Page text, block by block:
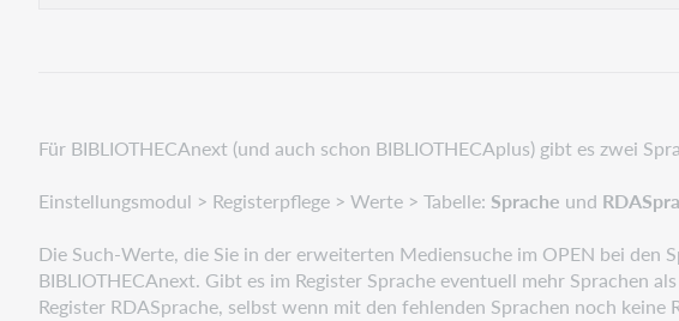
Für BIBLIOTHECAnext (und auch schon BIBLIOTHECAplus) gibt es zwei
Einstellungsmodul > Registerpflege > Werte > Tabelle: Sprache und
Die Such-Werte, die Sie in der erweiterten Mediensuche im OPEN bei den
BIBLIOTHECAnext. Gibt es im Register Sprache eventuell mehr Sprachen
Register RDASprache, selbst wenn mit den fehlenden Sprachen noch keine